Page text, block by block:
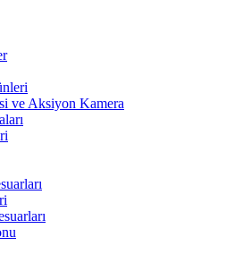
ve Aksiyon Kamera